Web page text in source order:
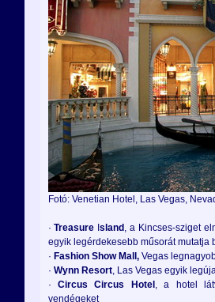
Fotó: Venetian Hotel, Las Vegas,
·Treasure Island , a Kincses-sziget
egyik legérdekesebb műsorát mutatja
· Fashion Show Mall,Vegas
· Wynn Resort, Las Vegas egyik
· Circus Circus Hotel , a hotel
vendégeket